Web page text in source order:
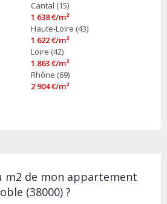
Cantal (15)
1 638 €/m²
Haute-Loire (43)
1 622 €/m²
Loire (42)
1 863 €/m²
Rhône (69)
2 904 €/m²
m2 de mon appartement
(38000) ?